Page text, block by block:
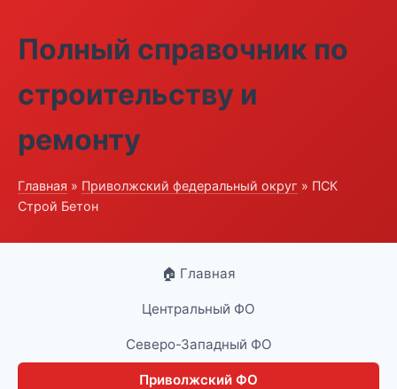
Полный справочник по
строительству и
ремонту
Главная » Приволжский федеральный округ » ПСК
Строй Бетон
🏠 Главная
Центральный ФО
Северо-Западный ФО
Приволжский ФО